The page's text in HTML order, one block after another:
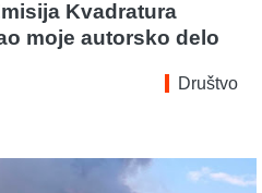
Kvadratura
moje autorsko delo
Društvo